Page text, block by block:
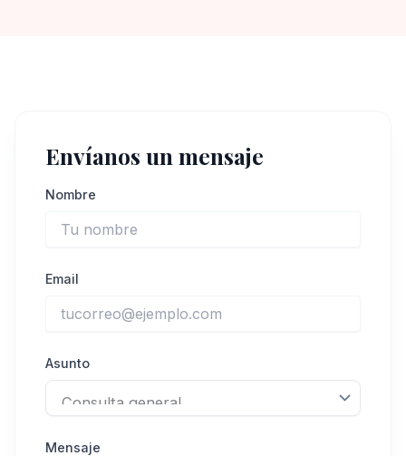
Envíanos un mensaje
Nombre
Email
Asunto
Mensaje